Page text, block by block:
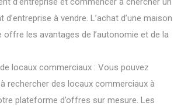
d’entreprise à vendre. L’achat d’une maison
offre les avantages de l’autonomie et de la
locaux commerciaux : Vous pouvez
rechercher des locaux commerciaux à
plateforme d’offres sur mesure. Les